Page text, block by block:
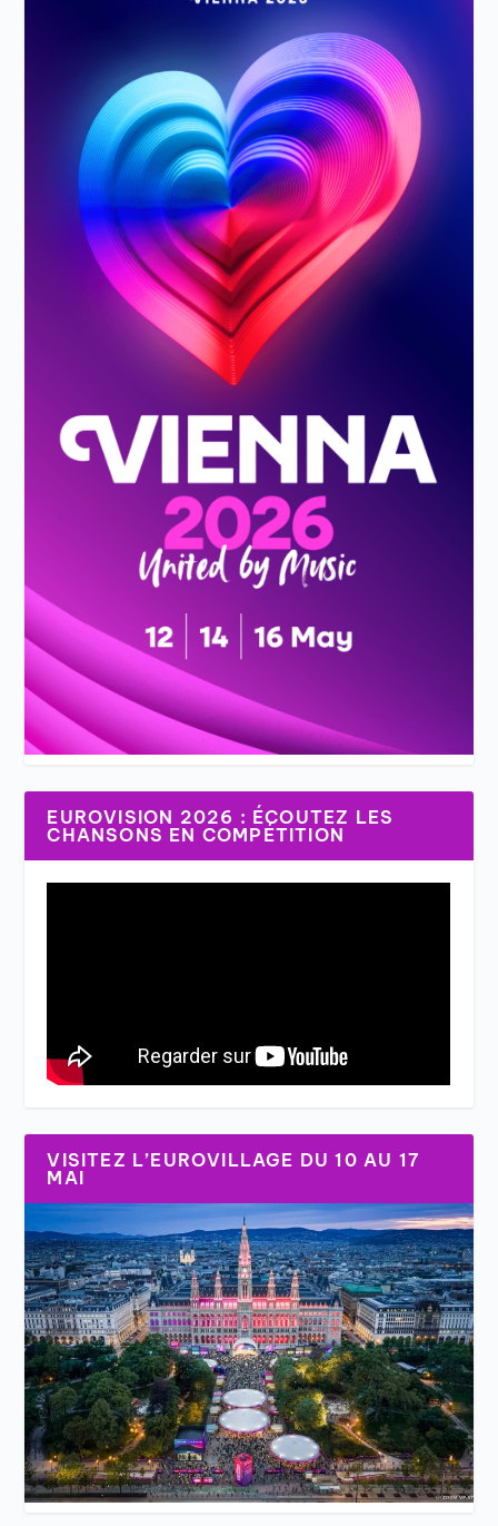
EUROVISION 2026 : ÉCOUTEZ LES
CHANSONS EN COMPÉTITION
VISITEZ L’EUROVILLAGE DU 10 AU 17
MAI